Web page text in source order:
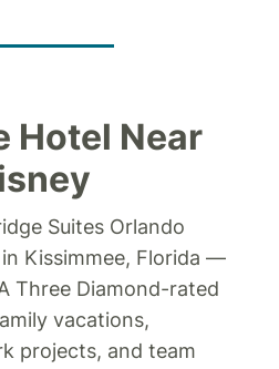
Hotel Near
Suites Orlando
in Kissimmee, Florida —
Three Diamond-rated
vacations,
projects, and team